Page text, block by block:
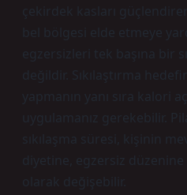
çekirdek kasları
bel bölgesi elde etmeye
egzersizleri tek başına bir
değildir. Sıkılaştırma
yapmanın yanı sıra kalori
uygulamanız gerekebilir.
sıkılaşma süresi, kişinin
diyetine, egzersiz düzenine
olarak değişebilir.